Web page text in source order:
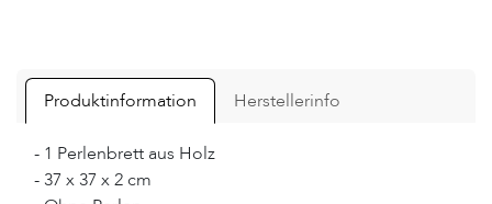
Produktinformation Herstellerinfo
- 1 Perlenbrett aus Holz
- 37 x 37 x 2 cm